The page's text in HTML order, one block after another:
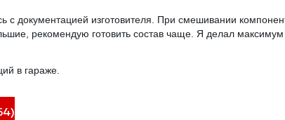
с документацией изготовителя. При смешивании
рекомендую готовить состав чаще. Я делал максимум
в гараже.